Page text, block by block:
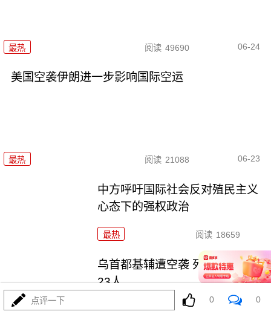
最热 阅读 49690 06-24
美国空袭伊朗进一步影响国际空运
最热 阅读 21088 06-23
中方呼吁国际社会反对殖民主义
心态下的强权政治
最热 阅读 18659
乌首都基辅遭空袭 死亡人数升至
23人
最热
点评一下 0 0